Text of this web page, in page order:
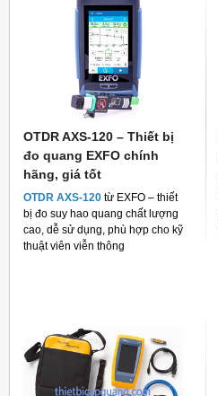
OTDR AXS-120 – Thiết bị
đo quang EXFO chính
hãng, giá tốt
OTDR AXS-120 từ EXFO – thiết
bị đo suy hao quang chất lượng
cao, dễ sử dụng, phù hợp cho kỹ
thuật viên viễn thông